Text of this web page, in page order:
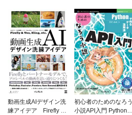
動画生成AIデザイン洗
練アイデア Firefly &
初心者のためのなろう
小説API入門 Pythonで